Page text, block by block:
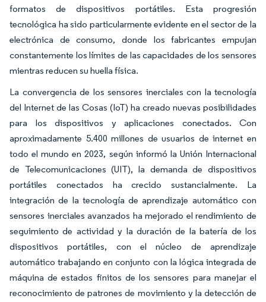
formatos de dispositivos portátiles. Esta progresión
tecnológica ha sido particularmente evidente en el sector de la
electrónica de consumo, donde los fabricantes empujan
constantemente los límites de las capacidades de los sensores
mientras reducen su huella física.
La convergencia de los sensores inerciales con la tecnología
del Internet de las Cosas (IoT) ha creado nuevas posibilidades
para los dispositivos y aplicaciones conectados. Con
aproximadamente 5.400 millones de usuarios de internet en
todo el mundo en 2023, según informó la Unión Internacional
de Telecomunicaciones (UIT), la demanda de dispositivos
portátiles conectados ha crecido sustancialmente. La
integración de la tecnología de aprendizaje automático con
sensores inerciales avanzados ha mejorado el rendimiento de
seguimiento de actividad y la duración de la batería de los
dispositivos portátiles, con el núcleo de aprendizaje
automático trabajando en conjunto con la lógica integrada de
máquina de estados finitos de los sensores para manejar el
reconocimiento de patrones de movimiento y la detección de